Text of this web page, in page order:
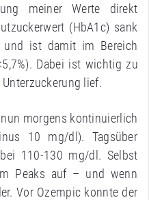
meiner Werte direkt
(HbA1c) sank
und ist damit im Bereich
Dabei ist wichtig zu
lief.
morgens kontinuierlich
10 mg/dl). Tagsüber
110-130 mg/dl. Selbst
Peaks auf – und wenn
Vor Ozempic konnte der